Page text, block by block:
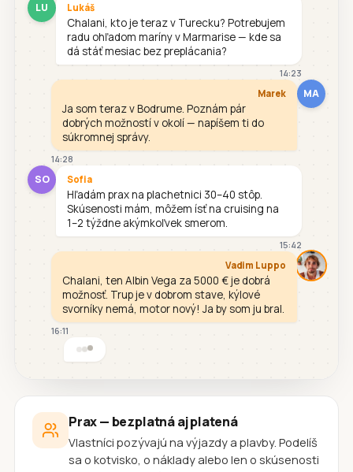
LU Lukáš
Chalani, kto je teraz v Turecku? Potrebujem
radu ohľadom maríny v Marmarise — kde sa
dá stáť mesiac bez preplácania?
14:23
MA
Marek
Ja som teraz v Bodrume. Poznám pár
dobrých možností v okolí — napíšem ti do
súkromnej správy.
14:28
SO Sofia
Hľadám prax na plachetnici 30–40 stôp.
Skúsenosti mám, môžem ísť na cruising na
1–2 týždne akýmkoľvek smerom.
15:42
Vadim Luppo
Chalani, ten Albin Vega za 5000 € je dobrá
možnosť. Trup je v dobrom stave, kýlové
svorníky nemá, motor nový! Ja by som ju bral.
16:11
Prax — bezplatná aj platená
Vlastníci pozývajú na výjazdy a plavby. Podelíš
sa o kotvisko, o náklady alebo len o skúsenosti